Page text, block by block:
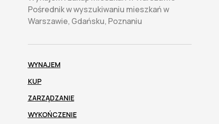
Pośrednik w wyszukiwaniu mieszkań w
Warszawie, Gdańsku, Poznaniu
WYNAJEM
ZARZĄDZANIE
KUP
WYKOŃCZENIE